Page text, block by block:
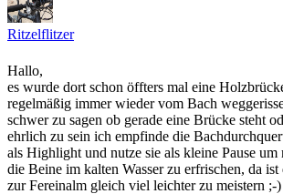
Ritzelflitzer
Hallo,
es wurde dort schon öffters mal eine
regelmäßig immer wieder vom Bach
schwer zu sagen ob gerade eine Brücke steht
ehrlich zu sein ich empfinde die
als Highlight und nutze sie als kleine Pause
die Beine im kalten Wasser zu erfrischen, da
zur Fereinalm gleich viel leichter zu meistern ;-)